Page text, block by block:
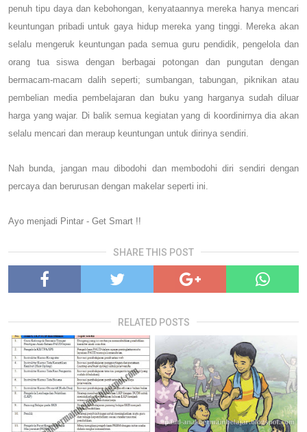
penuh tipu daya dan kebohongan, kenyataannya mereka hanya mencari
keuntungan pribadi untuk gaya hidup mereka yang tinggi. Mereka akan
selalu mengeruk keuntungan pada semua guru pendidik, pengelola dan
orang tua siswa dengan berbagai potongan dan pungutan dengan
bermacam-macam dalih seperti; sumbangan, tabungan, piknikan atau
pembelian media pembelajaran dan buku yang harganya sudah diluar
harga yang wajar. Di balik semua kegiatan yang di koordinirnya dia akan
selalu mencari dan meraup keuntungan untuk dirinya sendiri.
Nah bunda, jangan mau dibodohi dan membodohi diri sendiri dengan
percaya dan berurusan dengan makelar seperti ini.
Ayo menjadi Pintar - Get Smart !!
SHARE THIS POST
RELATED POSTS